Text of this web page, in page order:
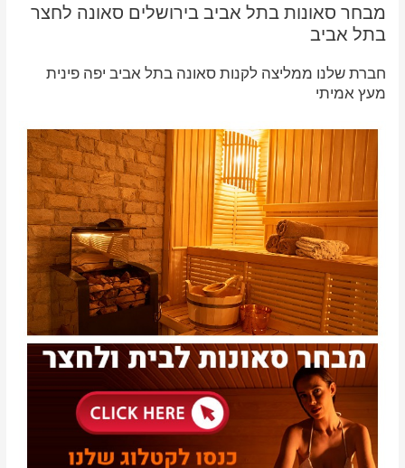
מבחר סאונות בתל אביב בירושלים סאונה לחצר
בתל אביב
חברת שלנו ממליצה לקנות סאונה בתל אביב יפה פינית
מעץ אמיתי